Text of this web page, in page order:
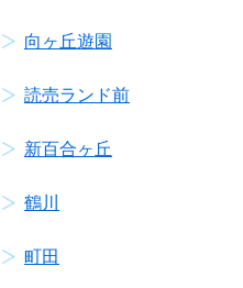
向ヶ丘遊園
読売ランド前
新百合ヶ丘
鶴川
町田